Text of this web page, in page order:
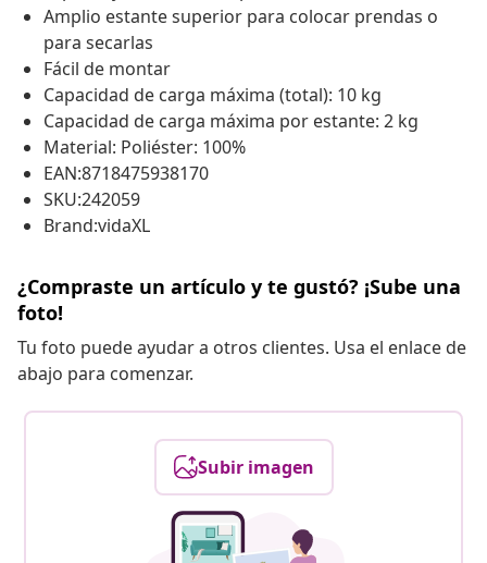
Amplio estante superior para colocar prendas o
para secarlas
Fácil de montar
Capacidad de carga máxima (total): 10 kg
Capacidad de carga máxima por estante: 2 kg
Material: Poliéster: 100%
EAN:8718475938170
SKU:242059
Brand:vidaXL
¿Compraste un artículo y te gustó? ¡Sube una
foto!
Tu foto puede ayudar a otros clientes. Usa el enlace de
abajo para comenzar.
Subir imagen